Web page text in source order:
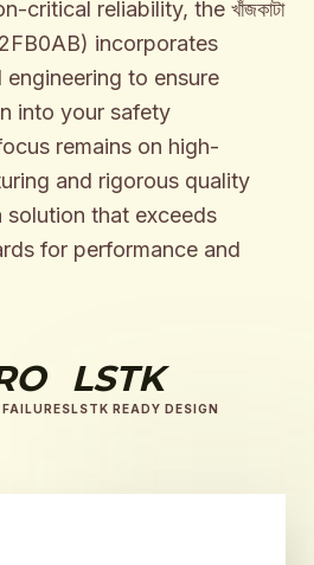
critical reliability, the খাঁজকাটা
2FB0AB) incorporates
to ensure
into your safety
remains on high-
and rigorous quality
that exceeds
for performance and
LSTK
LSTK READY DESIGN